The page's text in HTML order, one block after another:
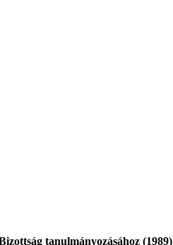
tanulmányozásához (1989)